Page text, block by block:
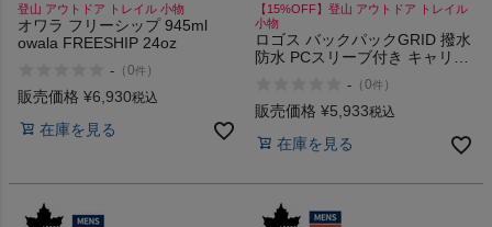
登山 アウトドア トレイル 小物
オワラ フリーシップ 945ml
owala FREESHIP 24oz
- （0件 ）
販売価格 ¥6,930税込
在庫を見る
【15%OFF】登山 アウトドア トレイル
小物
ロゴス バックパックGRID 撥水
防水 PCスリーブ付き キャリー
- （0件 ）
販売価格 ¥5,933税込
在庫を見る